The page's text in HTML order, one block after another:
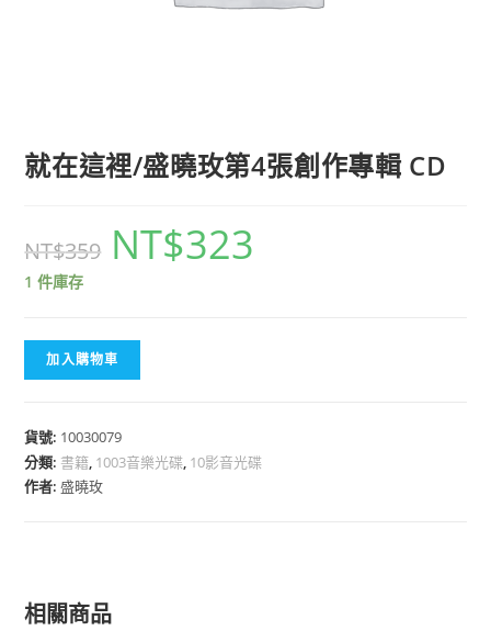
就在這裡/盛曉玫第4張創作專輯 CD
NT$359 NT$323
1 件庫存
加入購物車
貨號: 10030079
分類: 書籍, 1003音樂光碟, 10影音光碟
作者:盛曉玫
相關商品